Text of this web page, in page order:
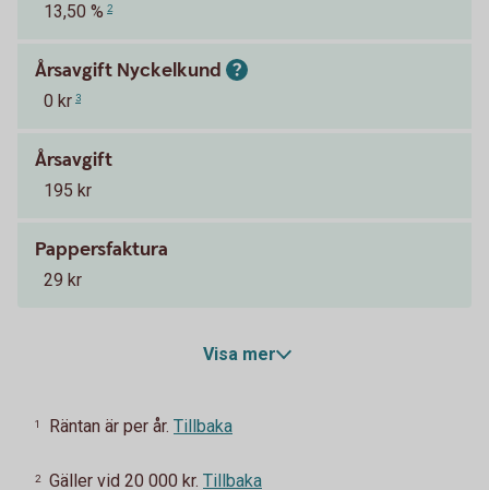
13,50 % 2
Årsavgift Nyckelkund
0 kr 3
Årsavgift
195 kr
Pappersfaktura
29 kr
Visa mer
1 Räntan är per år. Tillbaka
2 Gäller vid 20 000 kr. Tillbaka